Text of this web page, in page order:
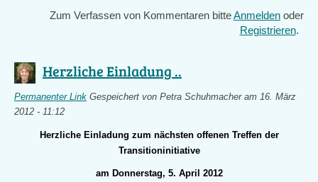
Zum Verfassen von Kommentaren bitteAnmelden oder
Registrieren.
Herzliche Einladung ..
Permanenter Link Gespeichert von Petra Schuhmacheram 16. März
2012 - 11:12
Herzliche Einladung zum nächsten offenen Treffen der
Transitioninitiative
am Donnerstag, 5. April 2012